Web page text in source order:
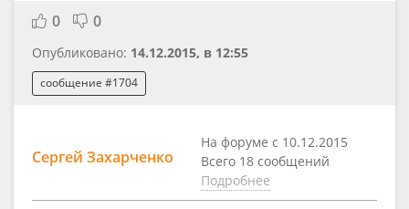
0 0
Опубликовано: 14.12.2015, в 12:55
сообщение #1704
Сергей Захарченко
На форуме с 10.12.2015
Всего 18 сообщений
Подробнее